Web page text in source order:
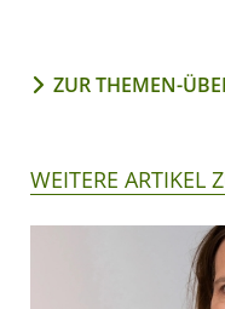
ZUR THEMEN-
WEITERE ARTIKEL